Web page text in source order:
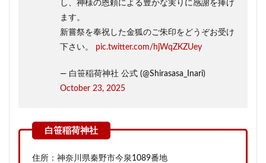
し、神様の恩頼による豊かな実りに感謝を捧げ
ます。
新嘗祭を奉祝した金狐のご朱印をどうぞお受け
下さい。 pic.twitter.com/hjWqZKZUey
— 白笹稲荷神社 公式 (@Shirasasa_Inari)
October 23, 2025
住所：神奈川県秦野市今泉1089番地